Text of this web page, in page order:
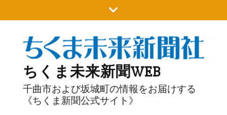
to
ちくま未来新聞WEB
千曲市および坂城町の情報をお届けする
《ちくま新聞公式サイト》